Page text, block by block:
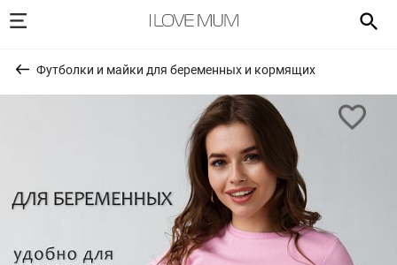
Футболки и майки для беременных и кормящих